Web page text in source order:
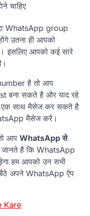
चाहिए
WhatsApp group
उतना ही आपको
इसलिए आपको कई सारे
है तो आप
बना सकते है और याद रहे
एक साथ मैसेज कर सकते है
मैसेज करें।
आप WhatsApp से
है कि WhatsApp
हम आपको उन सभी
अपने WhatsApp ऐप
Kare